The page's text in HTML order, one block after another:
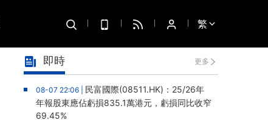
繁
即時 更多
08-07 22:06 | 民富國際(08511.HK)：25/26年
年報股東應佔虧損835.1萬港元，虧損同比收窄
69.45%